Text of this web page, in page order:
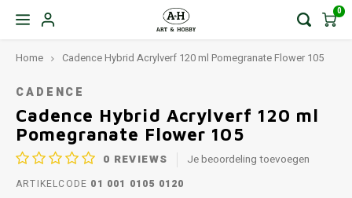
0
Home Cadence Hybrid Acrylverf 120 ml Pomegranate Flower 105
CADENCE
Cadence Hybrid Acrylverf 120 ml
Pomegranate Flower 105
0 REVIEWS Je beoordeling toevoegen
ARTIKELCODE 01 001 0105 0120